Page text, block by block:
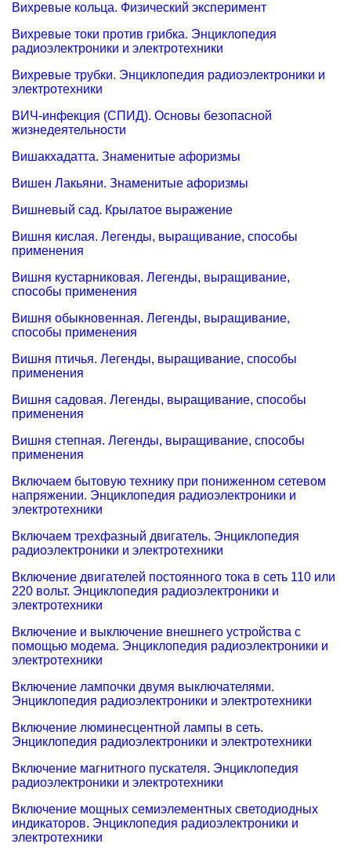
Вихревые кольца. Физический эксперимент
Вихревые токи против грибка. Энциклопедия
радиоэлектроники и электротехники
Вихревые трубки. Энциклопедия радиоэлектроники и
электротехники
ВИЧ-инфекция (СПИД). Основы безопасной
жизнедеятельности
Вишакхадатта. Знаменитые афоризмы
Вишен Лакьяни. Знаменитые афоризмы
Вишневый сад. Крылатое выражение
Вишня кислая. Легенды, выращивание, способы
применения
Вишня кустарниковая. Легенды, выращивание,
способы применения
Вишня обыкновенная. Легенды, выращивание,
способы применения
Вишня птичья. Легенды, выращивание, способы
применения
Вишня садовая. Легенды, выращивание, способы
применения
Вишня степная. Легенды, выращивание, способы
применения
Включаем бытовую технику при пониженном сетевом
напряжении. Энциклопедия радиоэлектроники и
электротехники
Включаем трехфазный двигатель. Энциклопедия
радиоэлектроники и электротехники
Включение двигателей постоянного тока в сеть 110 или
220 вольт. Энциклопедия радиоэлектроники и
электротехники
Включение и выключение внешнего устройства с
помощью модема. Энциклопедия радиоэлектроники и
электротехники
Включение лампочки двумя выключателями.
Энциклопедия радиоэлектроники и электротехники
Включение люминесцентной лампы в сеть.
Энциклопедия радиоэлектроники и электротехники
Включение магнитного пускателя. Энциклопедия
радиоэлектроники и электротехники
Включение мощных семиэлементных светодиодных
индикаторов. Энциклопедия радиоэлектроники и
электротехники